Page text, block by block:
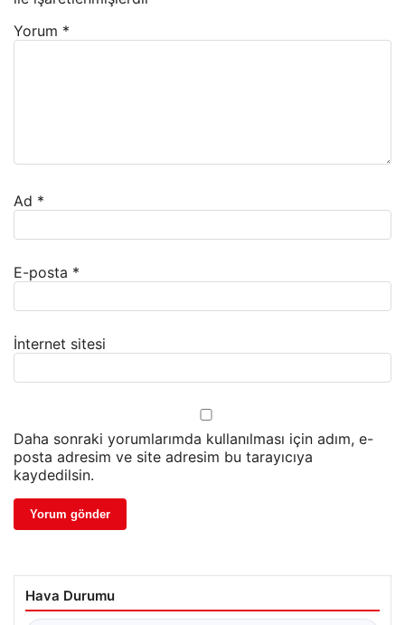
Yorum *
Ad *
E-posta *
İnternet sitesi
Daha sonraki yorumlarımda kullanılması için adım, e-
posta adresim ve site adresim bu tarayıcıya
kaydedilsin.
Hava Durumu